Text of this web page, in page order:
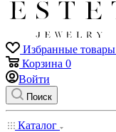
Избранные товары
Корзина 0
Войти
Поиск
Каталог